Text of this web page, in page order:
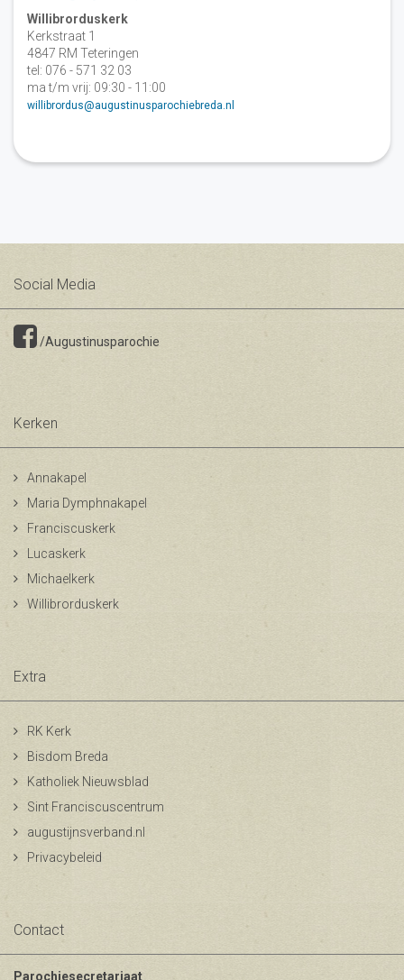
Willibrorduskerk
Kerkstraat 1
4847 RM Teteringen
tel: 076 - 571 32 03
ma t/m vrij: 09:30 - 11:00
willibrordus@augustinusparochiebreda.nl
Social Media
/Augustinusparochie
Kerken
Annakapel
Maria Dymphnakapel
Franciscuskerk
Lucaskerk
Michaelkerk
Willibrorduskerk
Extra
RK Kerk
Bisdom Breda
Katholiek Nieuwsblad
Sint Franciscuscentrum
augustijnsverband.nl
Privacybeleid
Contact
Parochiesecretariaat